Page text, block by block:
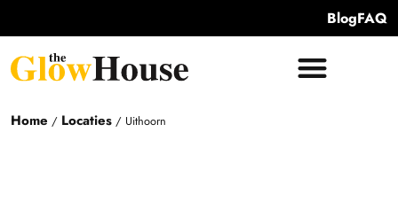
BlogFAQ
Home / Locaties / Uithoorn